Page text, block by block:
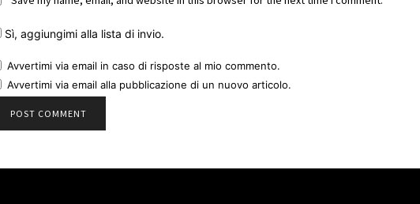
Sì, aggiungimi alla lista di invio.
Avvertimi via email in caso di risposte al mio commento.
Avvertimi via email alla pubblicazione di un nuovo articolo.